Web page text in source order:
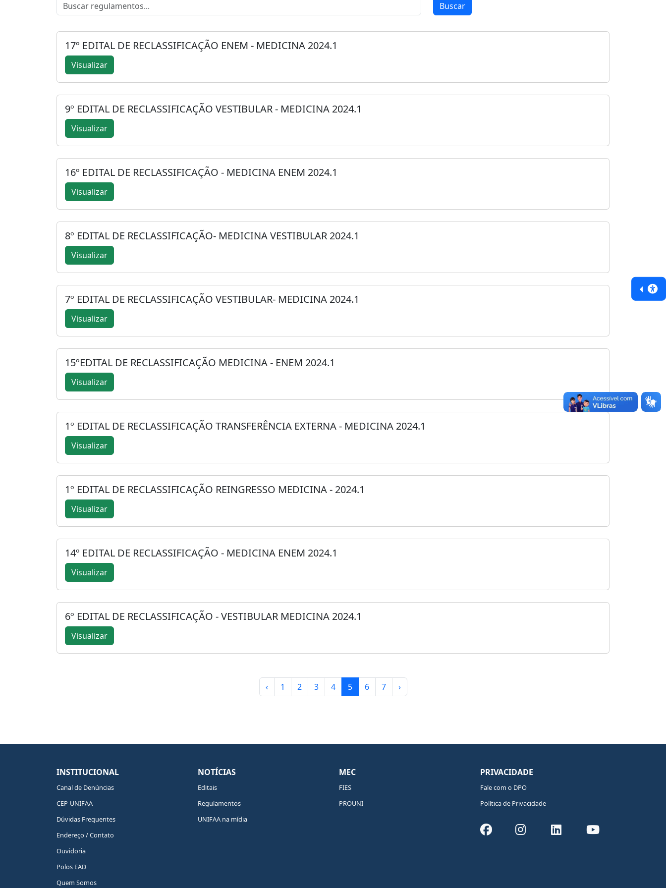
Buscar
17º EDITAL DE RECLASSIFICAÇÃO ENEM - MEDICINA 2024.1
Visualizar
9º EDITAL DE RECLASSIFICAÇÃO VESTIBULAR - MEDICINA 2024.1
Visualizar
16º EDITAL DE RECLASSIFICAÇÃO - MEDICINA ENEM 2024.1
Visualizar
8º EDITAL DE RECLASSIFICAÇÃO- MEDICINA VESTIBULAR 2024.1
Visualizar
7º EDITAL DE RECLASSIFICAÇÃO VESTIBULAR- MEDICINA 2024.1
Visualizar
15ºEDITAL DE RECLASSIFICAÇÃO MEDICINA - ENEM 2024.1
Visualizar
1º EDITAL DE RECLASSIFICAÇÃO TRANSFERÊNCIA EXTERNA - MEDICINA 2024.1
Visualizar
1º EDITAL DE RECLASSIFICAÇÃO REINGRESSO MEDICINA - 2024.1
Visualizar
14º EDITAL DE RECLASSIFICAÇÃO - MEDICINA ENEM 2024.1
Visualizar
6º EDITAL DE RECLASSIFICAÇÃO - VESTIBULAR MEDICINA 2024.1
Visualizar
‹ 1 2 3 4 5 6 7 ›
INSTITUCIONAL
Canal de Denúncias
CEP-UNIFAA
Dúvidas Frequentes
Endereço / Contato
Ouvidoria
Polos EAD
Quem Somos
NOTÍCIAS
Editais
Regulamentos
UNIFAA na mídia
MEC
FIES
PROUNI
PRIVACIDADE
Fale com o DPO
Política de Privacidade